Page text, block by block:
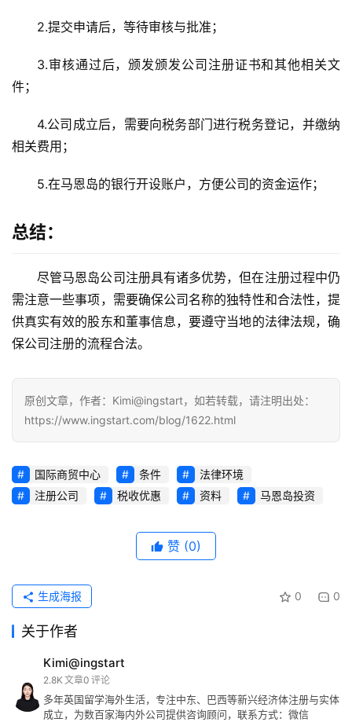
户
球
金
融
牌
问
答
生
伴
专
栏
登录 注册
2.提交申请后，等待审核与批准；
3.审核通过后，颁发颁发公司注册证书和其他相关文
件；
4.公司成立后，需要向税务部门进行税务登记，并缴纳
相关费用；
5.在马恩岛的银行开设账户，方便公司的资金运作；
总结：
尽管马恩岛公司注册具有诸多优势，但在注册过程中仍
需注意一些事项，需要确保公司名称的独特性和合法性，提
供真实有效的股东和董事信息，要遵守当地的法律法规，确
保公司注册的流程合法。
原创文章，作者：Kimi@ingstart，如若转载，请注明出处：
https://www.ingstart.com/blog/1622.html
国际商贸中心 条件
法律环境
注册公司
税收优惠 资料 马恩岛投资
赞 (0)
0 0
生成海报
关于作者
Kimi@ingstart
2.8K 文章0 评论
多年英国留学海外生活，专注中东、巴西等新兴经济体注册与实体
成立，为数百家海内外公司提供咨询顾问，联系方式：微信